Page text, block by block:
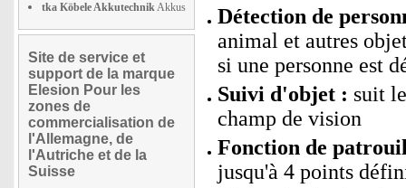
tka Köbele AkkutechnikAkkus
Site de service et
support de la marque
Elesion Pour les
zones de
commercialisation de
l'Allemagne, de
l'Autriche et de la
Suisse
Détection de
animal et autres
si une personne est
Suivi d'objet : suit
champ de vision
Fonction de
jusqu'à 4 points